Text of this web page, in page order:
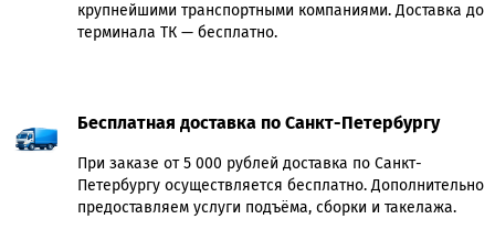
крупнейшими транспортными компаниями. Доставка до
терминала ТК — бесплатно.
Бесплатная доставка по Санкт-Петербургу
При заказе от 5 000 рублей доставка по Санкт-
Петербургу осуществляется бесплатно. Дополнительно
предоставляем услуги подъёма, сборки и такелажа.